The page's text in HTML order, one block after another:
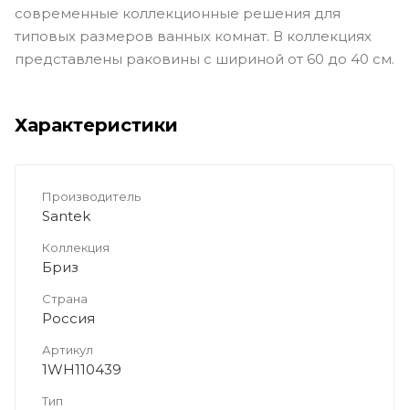
современные коллекционные решения для
типовых размеров ванных комнат. В коллекциях
представлены раковины с шириной от 60 до 40 см.
Характеристики
Производитель
Santek
Коллекция
Бриз
Страна
Россия
Артикул
1WH110439
Тип